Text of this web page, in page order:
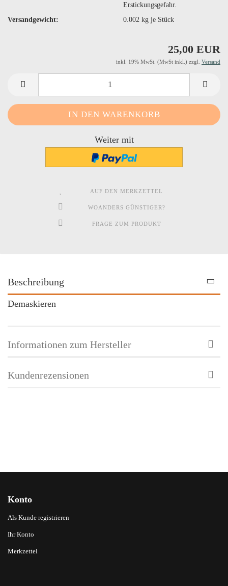
Erstickungsgefahr.
Versandgewicht:
0.002kg je Stück
25,00 EUR
inkl. 19% MwSt. (MwSt inkl.) zzgl. Versand
Weiter mit
AUF DEN MERKZETTEL
WOANDERS GÜNSTIGER?
FRAGE ZUM PRODUKT
Beschreibung
Demaskieren
Informationen zum Hersteller
Kundenrezensionen
Konto
Als Kunde registrieren
Ihr Konto
Merkzettel